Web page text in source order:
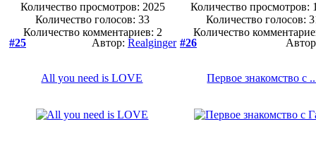
Количество просмотров: 2025
Количество голосов:33
Количество комментариев: 2
Количество просмотров:
Количество голосов:
Количество
#25
Автор: Realginger
All you need is LOVE
#26
Первое знакомство с